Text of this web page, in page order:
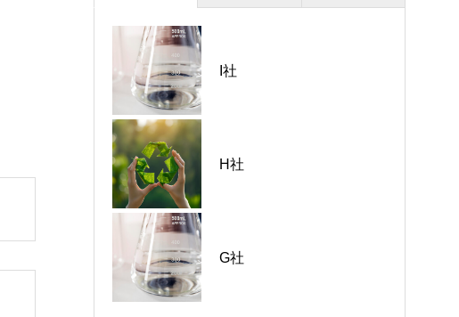
I社
H社
G社
B社
H社
I社
H社
D社
I社